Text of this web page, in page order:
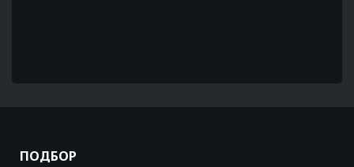
ПОДБОР